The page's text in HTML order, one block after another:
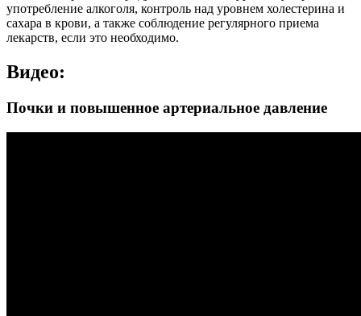
употребление алкоголя, контроль над уровнем холестерина и
сахара в крови, а также соблюдение регулярного приема
лекарств, если это необходимо.
Видео:
Почки и повышенное артериальное давление